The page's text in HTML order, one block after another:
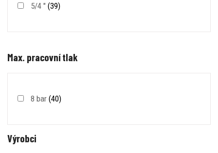
5/4 " (39)
Max. pracovní tlak
8 bar (40)
Výrobci